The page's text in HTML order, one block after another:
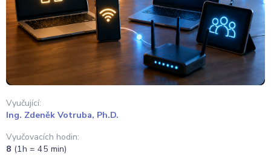
Vyučující:
Ing. Zdeněk Votruba, Ph.D.
Vyučovacích hodin:
8 (1h = 45 min)